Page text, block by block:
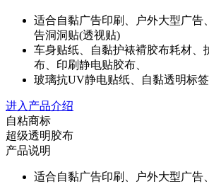
适合自黏广告印刷、户外大型广告
告洞洞贴(透视贴)
车身贴纸、自黏护裱褙胶布耗材、
布、印刷静电贴胶布、
玻璃抗UV静电贴纸、自黏透明标签
进入产品介绍
自粘商标
超级透明胶布
产品说明
适合自黏广告印刷、户外大型广告